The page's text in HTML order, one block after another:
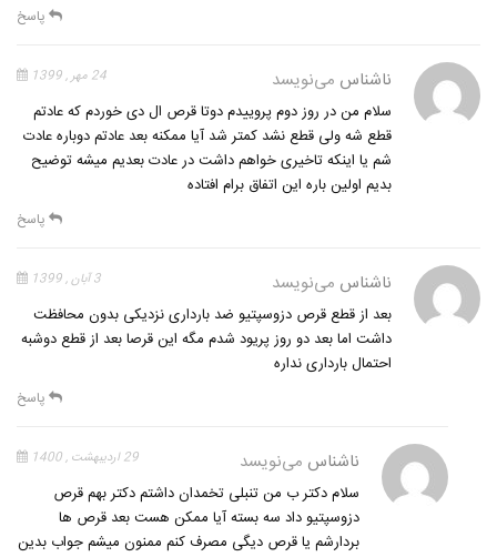
پاسخ
ناشناس می‌نویسد 24 مهر , 1399
سلام من در روز دوم پروییدم دوتا قرص ال دی خوردم که عادتم
قطع شه ولی قطع نشد کمتر شد آیا ممکنه بعد عادتم دوباره عادت
شم یا اینکه تاخیری خواهم داشت در عادت بعدیم میشه توضیح
بدیم اولین باره این اتفاق برام افتاده
پاسخ
ناشناس می‌نویسد 3 آبان , 1399
بعد از قطع قرص دزوسپتیو ضد بارداری نزدیکی بدون محافظت
داشت اما بعد دو روز پریود شدم مگه این قرصا بعد از قطع دوشبه
احتمال بارداری نداره
پاسخ
ناشناس می‌نویسد 29 اردیبهشت , 1400
سلام دکتر ب من تنبلی تخمدان داشتم دکتر بهم قرص
دزوسپتیو داد سه بسته آیا ممکن هست بعد قرص ها
بردارشم یا قرص دیگی مصرف کنم ممنون میشم جواب بدین